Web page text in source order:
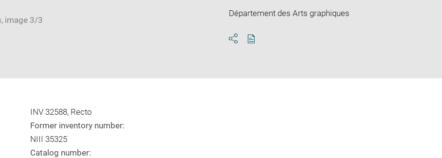
Département des Arts graphiques
INV 32588, Recto
Former inventory number:
NIII 35325
Catalog number: